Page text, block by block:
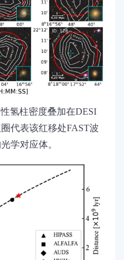
氢柱密度叠加在DESI
代表该红移处FAST波
学对应体。